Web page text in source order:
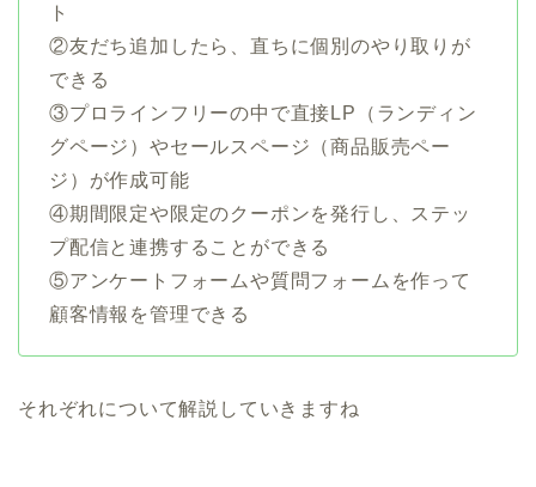
ト
②友だち追加したら、直ちに個別のやり取りが
できる
③プロラインフリーの中で直接LP（ランディン
グページ）やセールスページ（商品販売ペー
ジ）が作成可能
④期間限定や限定のクーポンを発行し、ステッ
プ配信と連携することができる
⑤アンケートフォームや質問フォームを作って
顧客情報を管理できる
それぞれについて解説していきますね